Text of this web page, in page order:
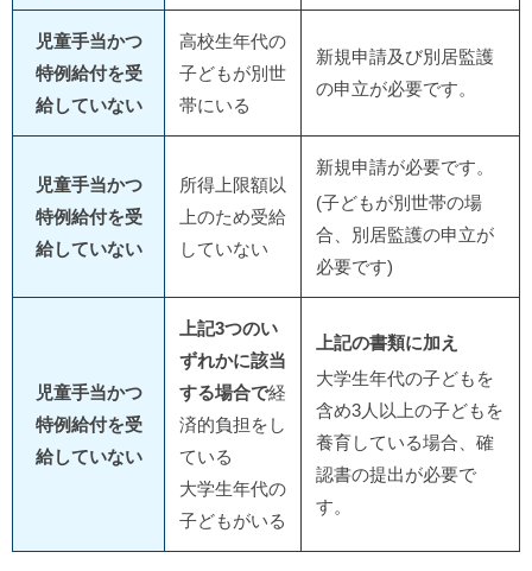
児童手当かつ
特例給付を受
給していない
高校生年代の
子どもが別世
帯にいる
新規申請及び別居監護
の申立が必要です。
児童手当かつ
特例給付を受
給していない
所得上限額以
上のため受給
していない
新規申請が必要です。
(子どもが別世帯の場
合、別居監護の申立が
必要です)
児童手当かつ
特例給付を受
給していない
上記3つのい
ずれかに該当
する場合で経
済的負担をし
ている
大学生年代の
子どもがいる
上記の書類に加え
大学生年代の子どもを
含め3人以上の子どもを
養育している場合、確
認書の提出が必要で
す。